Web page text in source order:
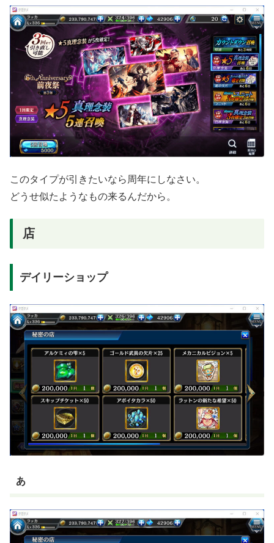
このタイプが引きたいなら周年にしなさい。
どうせ似たようなもの来るんだから。
店
デイリーショップ
あ